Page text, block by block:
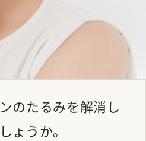
のたるみを解消し
ょうか。